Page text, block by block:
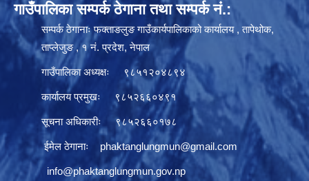
गाउँपालिका सम्पर्क ठेगाना तथा सम्पर्क नं.:
सम्पर्क ठेगानाः फक्ताङलुङ गाउँकार्यपालिकाको कार्यालय , तापेथोक,
ताप्लेजुङ , १ नं. प्रदेश, नेपाल
गाउँपालिका अध्यक्षः ९८५१२०४८९४
कार्यालय प्रमुखः ९८५२६६०४९१
सूचना अधिकारीः ९८५२६६०१७८
ईमेल ठेगानाः phaktanglungmun@gmail.com
info@phaktanglungmun.gov.np